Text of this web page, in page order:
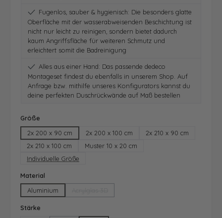
Fugenlos, sauber & hygienisch: Die besonders glatte
Oberfläche mit der wasserabweisenden Beschichtung ist
nicht nur leicht zu reinigen, sondern bietet dadurch
kaum Angriffsfläche für weiteren Schmutz und
erleichtert somit die Badreinigung
Alles aus einer Hand: Das passende dedeco
Montageset findest du ebenfalls in unserem Shop. Auf
Anfrage bzw. mithilfe unseres Konfigurators kannst du
deine perfekten Duschrückwände auf Maß bestellen
Größe
2x 200 x 90 cm
2x 200 x 100 cm
2x 210 x 90 cm
2x 210 x 100 cm
Muster 10 x 20 cm
Individuelle Größe
Material
Aluminium
Stärke